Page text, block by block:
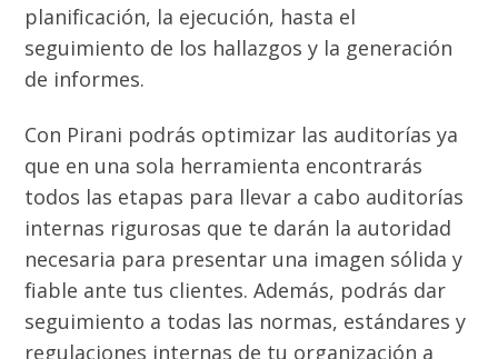
planificación, la ejecución, hasta el
seguimiento de los hallazgos y la generación
de informes.
Con Pirani podrás optimizar las auditorías ya
que en una sola herramienta encontrarás
todos las etapas para llevar a cabo auditorías
internas rigurosas que te darán la autoridad
necesaria para presentar una imagen sólida y
fiable ante tus clientes. Además, podrás dar
seguimiento a todas las normas, estándares y
regulaciones internas de tu organización a